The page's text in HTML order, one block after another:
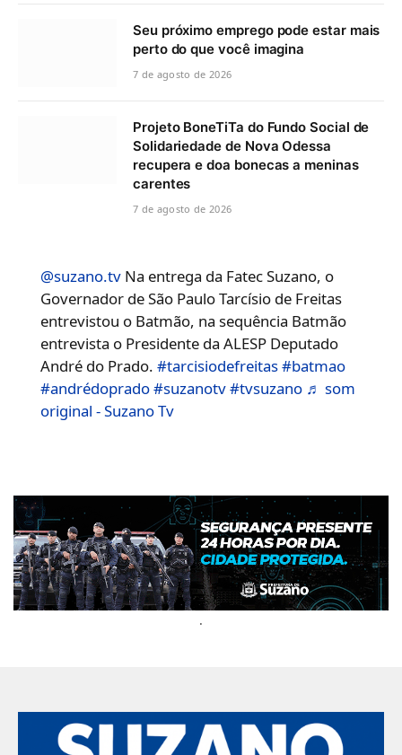
Seu próximo emprego pode estar mais
perto do que você imagina
7 de agosto de 2026
Projeto BoneTiTa do Fundo Social de
Solidariedade de Nova Odessa
recupera e doa bonecas a meninas
carentes
7 de agosto de 2026
@suzano.tv Na entrega da Fatec Suzano, o
Governador de São Paulo Tarcísio de Freitas
entrevistou o Batmão, na sequência Batmão
entrevista o Presidente da ALESP Deputado
André do Prado.#tarcisiodefreitas#batmao
#andrédoprado#suzanotv#tvsuzano ♬ som
original - Suzano Tv
.